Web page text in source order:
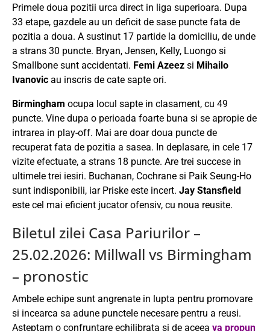
Primele doua pozitii urca direct in liga superioara. Dupa
33 etape, gazdele au un deficit de sase puncte fata de
pozitia a doua. A sustinut 17 partide la domiciliu, de unde
a strans 30 puncte. Bryan, Jensen, Kelly, Luongo si
Smallbone sunt accidentati. Femi Azeez si Mihailo
Ivanovic au inscris de cate sapte ori.
Birmingham ocupa locul sapte in clasament, cu 49
puncte. Vine dupa o perioada foarte buna si se apropie de
intrarea in play-off. Mai are doar doua puncte de
recuperat fata de pozitia a sasea. In deplasare, in cele 17
vizite efectuate, a strans 18 puncte. Are trei succese in
ultimele trei iesiri. Buchanan, Cochrane si Paik Seung-Ho
sunt indisponibili, iar Priske este incert. Jay Stansfield
este cel mai eficient jucator ofensiv, cu noua reusite.
Biletul zilei Casa Pariurilor –
25.02.2026: Millwall vs Birmingham
– pronostic
Ambele echipe sunt angrenate in lupta pentru promovare
si incearca sa adune punctele necesare pentru a reusi.
Asteptam o confruntare echilibrata si de aceea va propun